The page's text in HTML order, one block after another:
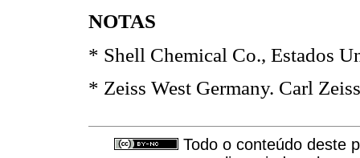
NOTAS
* Shell Chemical Co., Estados
* Zeiss West Germany. Carl
Todo o conteúdo deste